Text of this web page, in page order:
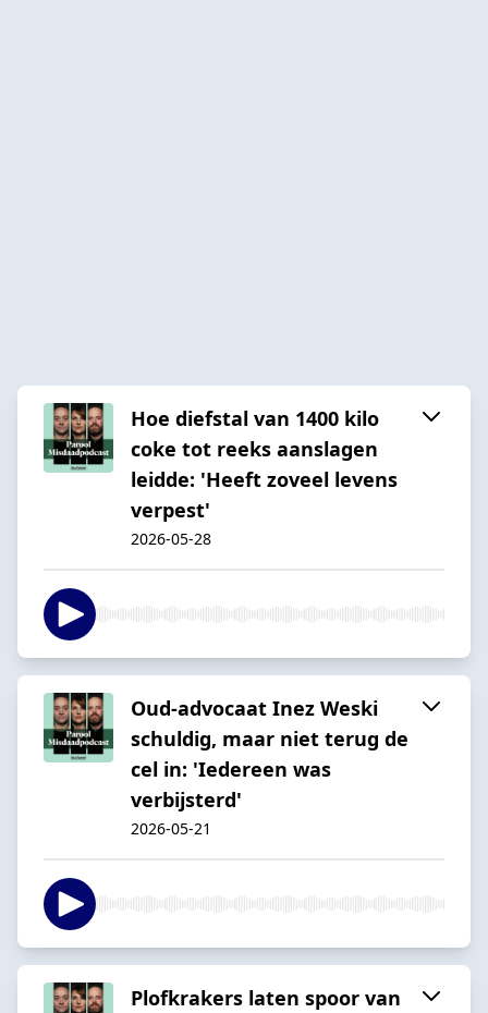
Hoe diefstal van 1400 kilo
coke tot reeks aanslagen
leidde: 'Heeft zoveel levens
verpest'
2026-05-28
Oud-advocaat Inez Weski
schuldig, maar niet terug de
cel in: 'Iedereen was
verbijsterd'
2026-05-21
Plofkrakers laten spoor van